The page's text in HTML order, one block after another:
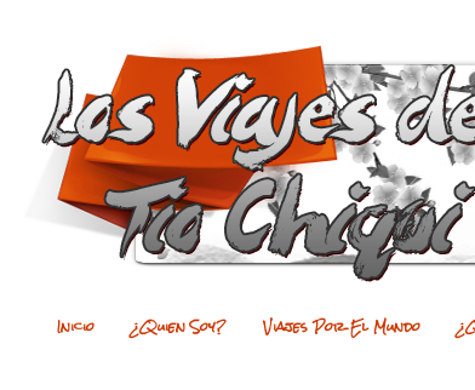
Inicio ¿Quien Soy? Viajes Por El Mundo